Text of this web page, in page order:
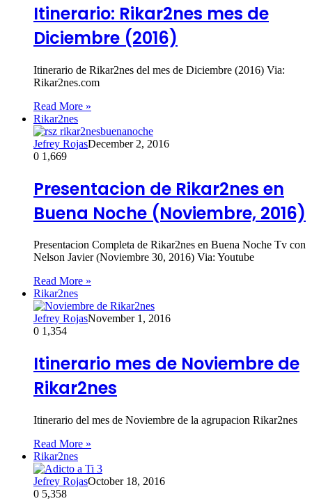
Itinerario: Rikar2nes mes de
Diciembre (2016)
Itinerario de Rikar2nes del mes de Diciembre (2016) Via:
Rikar2nes.com
Read More »
Rikar2nes
Jefrey RojasDecember 2, 2016
0 1,669
Presentacion de Rikar2nes en
Buena Noche (Noviembre, 2016)
Presentacion Completa de Rikar2nes en Buena Noche Tv con
Nelson Javier (Noviembre 30, 2016) Via: Youtube
Read More »
Rikar2nes
Jefrey RojasNovember 1, 2016
0 1,354
Itinerario mes de Noviembre de
Rikar2nes
Itinerario del mes de Noviembre de la agrupacion Rikar2nes
Read More »
Rikar2nes
Jefrey RojasOctober 18, 2016
0 5,358